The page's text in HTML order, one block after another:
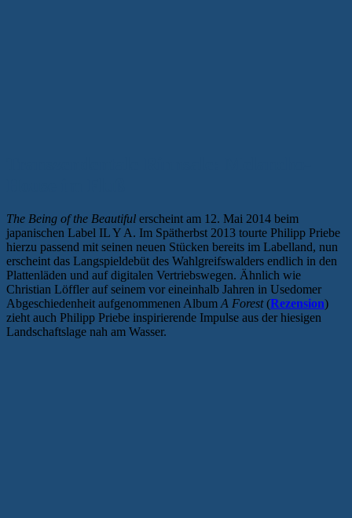
The Being of the Beautiful erscheint am 12. Mai 2014 beim
japanischen Label IL Y A. Im Spätherbst 2013 tourte Philipp Priebe
hierzu passend mit seinen neuen Stücken bereits im Labelland, nun
erscheint das Langspieldebüt des Wahlgreifswalders endlich in den
Plattenläden und auf digitalen Vertriebswegen. Ähnlich wie
Christian Löffler auf seinem vor eineinhalb Jahren in Usedomer
Abgeschiedenheit aufgenommenen Album A Forest(Rezension)
zieht auch Philipp Priebe inspirierende Impulse aus der hiesigen
Landschaftslage nah am Wasser.